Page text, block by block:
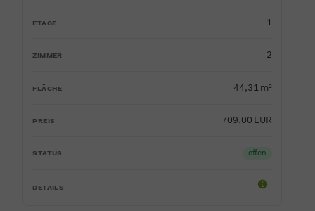
1
2
44,31 m²
709,00 EUR
offen